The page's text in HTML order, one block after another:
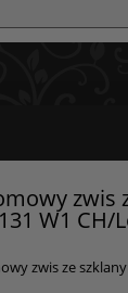
ostrzeżenie
CE (zgodność z
zwis
W1 CH/
zwis ze